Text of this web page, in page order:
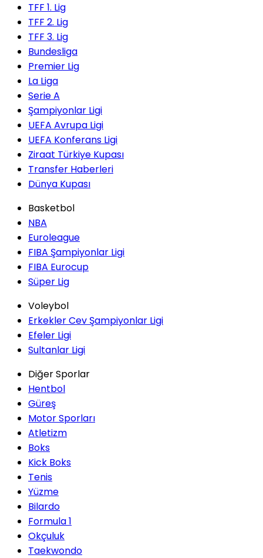
TFF 1. Lig
TFF 2. Lig
TFF 3. Lig
Bundesliga
Premier Lig
La Liga
Serie A
Şampiyonlar Ligi
UEFA Avrupa Ligi
UEFA Konferans Ligi
Ziraat Türkiye Kupası
Transfer Haberleri
Dünya Kupası
Basketbol
NBA
Euroleague
FIBA Şampiyonlar Ligi
FIBA Eurocup
Süper Lig
Voleybol
Erkekler Cev Şampiyonlar Ligi
Efeler Ligi
Sultanlar Ligi
Diğer Sporlar
Hentbol
Güreş
Motor Sporları
Atletizm
Boks
Kick Boks
Tenis
Yüzme
Bilardo
Formula 1
Okçuluk
Taekwondo